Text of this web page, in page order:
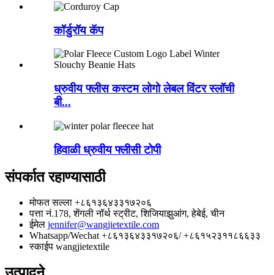
कॉर्डुरॉय कॅप
ध्रुवीय फ्लीस कस्टम लोगो लेबल विंटर स्लॉची
बी...
हिवाळी ध्रुवीय फ्लीसी टोपी
संपर्कात रहाण्यासाठी
मोफत सल्ला +८६१३६४३३१७२०६
पत्ता नं.178, शेंगली नॉर्थ स्ट्रीट, शिजियाझुआंग, हेबेई, चीन
ईमेल jennifer@wangjietextile.com
Whatsapp/Wechat +८६१३६४३३१७२०६/ +८६१५२३११८६६३३
स्काईप wangjietextile